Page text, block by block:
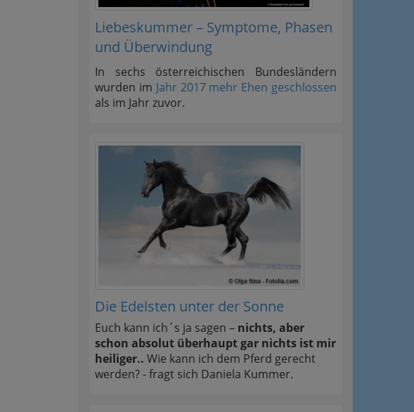
Liebeskummer – Symptome, Phasen
und Überwindung
In sechs österreichischen Bundesländern
wurden im Jahr 2017 mehr Ehen geschlossen
als im Jahr zuvor.
Die Edelsten unter der Sonne
Euch kann ich´s ja sagen – nichts, aber
schon absolut überhaupt gar nichts ist mir
heiliger.. Wie kann ich dem Pferd gerecht
werden? - fragt sich Daniela Kummer.